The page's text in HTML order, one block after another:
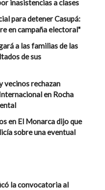
inasistencias a clases
para detener Casupá:
en campaña electoral"
a las familias de las
de sus
vecinos rechazan
en Rocha
en El Monarca dijo que
sobre una eventual
la convocatoria al